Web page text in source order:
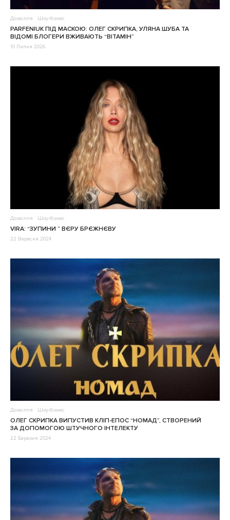
Дозвілля Шоу-бізнес
PARFENIUK ПІД МАСКОЮ: ОЛЕГ СКРИПКА, УЛЯНА ШУБА ТА
ВІДОМІ БЛОГЕРИ ВЖИВАЮТЬ “ВІТАМІН”
10 Липня 2026
Дозвілля Шоу-бізнес
VIRA: “ЗУПИНИ ” ВЄРУ БРЄЖНЄВУ
22 Вересня 2024
Дозвілля Шоу-бізнес
ОЛЕГ СКРИПКА ВИПУСТИВ КЛІП-ЕПОС “НОМАД”, СТВОРЕНИЙ
ЗА ДОПОМОГОЮ ШТУЧНОГО ІНТЕЛЕКТУ
22 Березня 2024